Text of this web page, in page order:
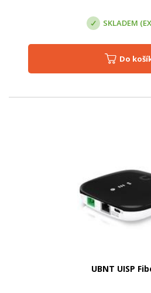
SKLADEM
Do
UBNT UISP